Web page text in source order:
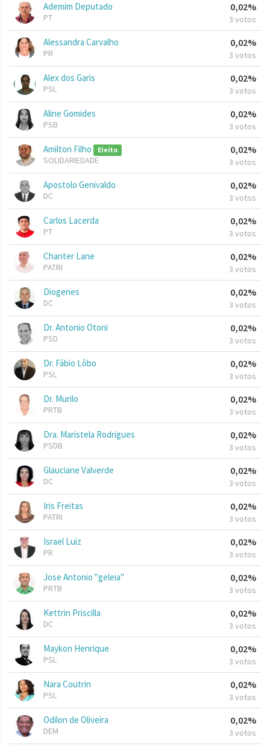
Ademim Deputado
PT
0,02%
3 votos
Alessandra Carvalho
PR
0,02%
3 votos
Alex dos Garis
PSL
0,02%
3 votos
Aline Gomides
PSB
0,02%
3 votos
Amilton Filho Eleito
SOLIDARIEDADE
0,02%
3 votos
Apostolo Genivaldo
DC
0,02%
3 votos
Carlos Lacerda
PT
0,02%
3 votos
Chanter Lane
PATRI
0,02%
3 votos
Diogenes
DC
0,02%
3 votos
Dr. Antonio Otoni
PSD
0,02%
3 votos
Dr. Fábio Lôbo
PSL
0,02%
3 votos
Dr. Murilo
PRTB
0,02%
3 votos
Dra. Maristela Rodrigues
PSDB
0,02%
3 votos
Glauciane Valverde
DC
0,02%
3 votos
Iris Freitas
PATRI
0,02%
3 votos
Israel Luiz
PR
0,02%
3 votos
Jose Antonio "geleia"
PRTB
0,02%
3 votos
Kettrin Priscilla
DC
0,02%
3 votos
Maykon Henrique
PSL
0,02%
3 votos
Nara Coutrin
PSL
0,02%
3 votos
Odilon de Oliveira
DEM
0,02%
3 votos